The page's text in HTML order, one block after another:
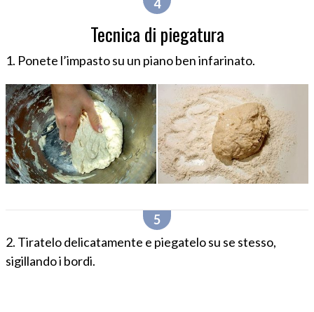
Tecnica di piegatura
1. Ponete l’impasto su un piano ben infarinato.
2. Tiratelo delicatamente e piegatelo su se stesso,
sigillando i bordi.